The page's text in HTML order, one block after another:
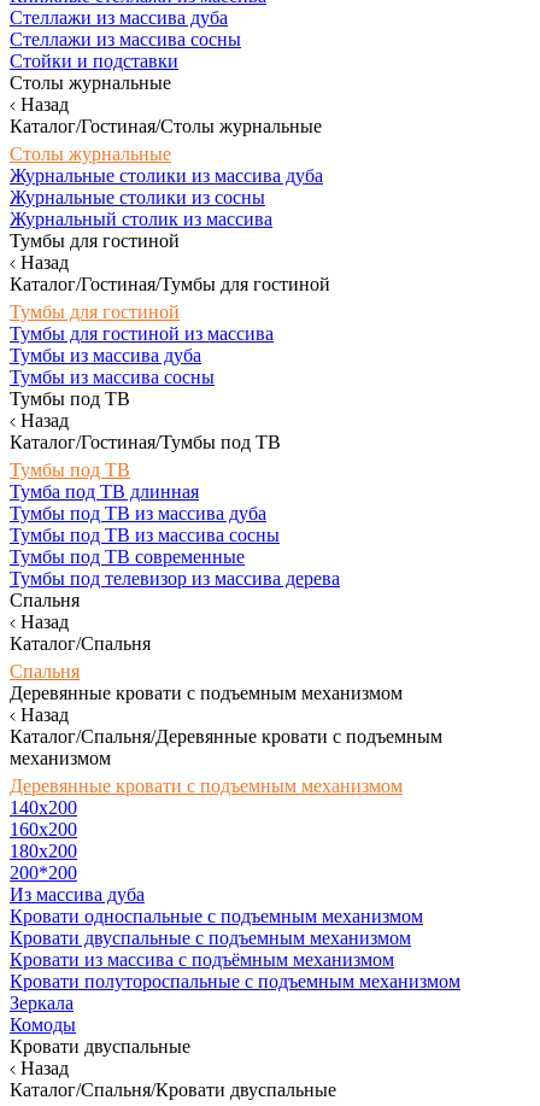
Стеллажи из массива дуба
Стеллажи из массива сосны
Стойки и подставки
Столы журнальные
Назад
Каталог/Гостиная/Столы журнальные
Столы журнальные
Журнальные столики из массива дуба
Журнальные столики из сосны
Журнальный столик из массива
Тумбы для гостиной
Назад
Каталог/Гостиная/Тумбы для гостиной
Тумбы для гостиной
Тумбы для гостиной из массива
Тумбы из массива дуба
Тумбы из массива сосны
Тумбы под ТВ
Назад
Каталог/Гостиная/Тумбы под ТВ
Тумбы под ТВ
Тумба под ТВ длинная
Тумбы под ТВ из массива дуба
Тумбы под ТВ из массива сосны
Тумбы под ТВ современные
Тумбы под телевизор из массива дерева
Спальня
Назад
Каталог/Спальня
Спальня
Деревянные кровати с подъемным механизмом
Назад
Каталог/Спальня/Деревянные кровати с подъемным
механизмом
Деревянные кровати с подъемным механизмом
140x200
160х200
180х200
200*200
Из массива дуба
Кровати односпальные с подъемным механизмом
Кровати двуспальные с подъемным механизмом
Кровати из массива с подъёмным механизмом
Кровати полутороспальные с подъемным механизмом
Зеркала
Комоды
Кровати двуспальные
Назад
Каталог/Спальня/Кровати двуспальные